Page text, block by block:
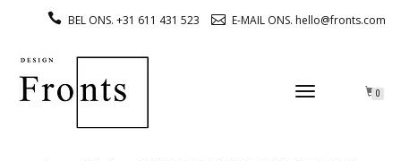
BEL ONS. +31 611 431 523 E-MAIL ONS. hello@fronts.com
TOGGLE
0